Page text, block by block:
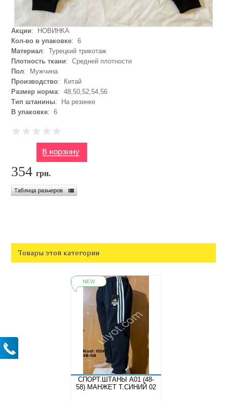
Акции: НОВИНКА
Кол-во в упаковке: 6
Материал: Турецкий трикотаж
Плотность ткани: Средней плотности
Пол: Мужчина
Производство: Китай
Размер норма: 48,50,52,54,56
Тип штанины: На резинке
В упаковке: 6
354грн.
Товары этой категории
СПОРТ.ШТАНЫ A01 (48-
58) МАНЖЕТ Т.СИНИЙ 02